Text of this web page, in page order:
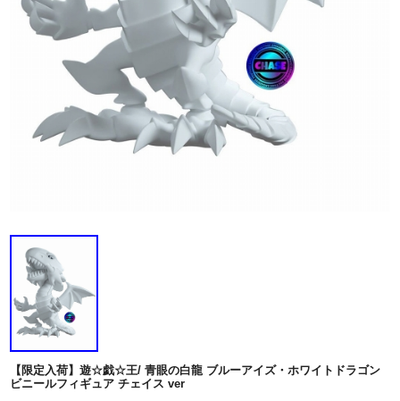
【限定入荷】遊☆戯☆王/ 青眼の白龍 ブルーアイズ・ホワイトドラゴン
ビニールフィギュア チェイス ver